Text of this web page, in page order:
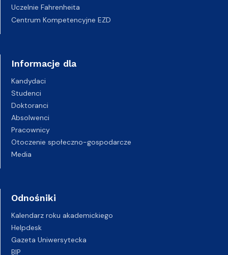
Uczelnie Fahrenheita
Centrum Kompetencyjne EZD
Informacje dla
Kandydaci
Studenci
Doktoranci
Absolwenci
Pracownicy
Otoczenie społeczno-gospodarcze
Media
Odnośniki
Kalendarz roku akademickiego
Helpdesk
Gazeta Uniwersytecka
BIP